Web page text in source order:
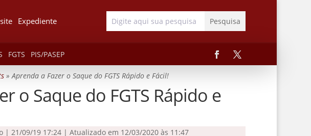
Expediente
FGTS PIS/PASEP
»Aprenda a Fazer o Saque do FGTS Rápido e Fácil!
o Saque do FGTS Rápido e
| 21/09/19 17:24 | Atualizado em 12/03/2020 às 11:47